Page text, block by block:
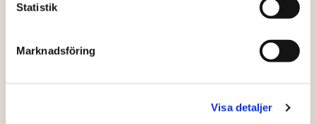
Statistik
Marknadsföring
Visa detaljer
örtolja. Slå i hela ägg med
mixerbägare. Häll på örtolja och